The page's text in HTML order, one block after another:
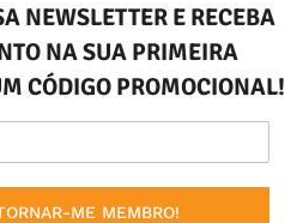
NEWSLETTER E RECEBA
NA SUA PRIMEIRA
CÓDIGO PROMOCIONAL!
ME MEMBRO!